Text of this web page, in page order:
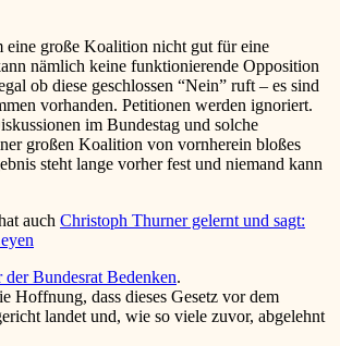
eine große Koalition nicht gut für eine
nämlich keine funktionierende Opposition
ob diese geschlossen “Nein” ruft – es sind
vorhanden. Petitionen werden ignoriert.
im Bundestag und solche
großen Koalition von vornherein bloßes
steht lange vorher fest und niemand kann
auch Christoph Thurner gelernt und sagt:
der Bundesrat Bedenken.
Hoffnung, dass dieses Gesetz vor dem
landet und, wie so viele zuvor, abgelehnt